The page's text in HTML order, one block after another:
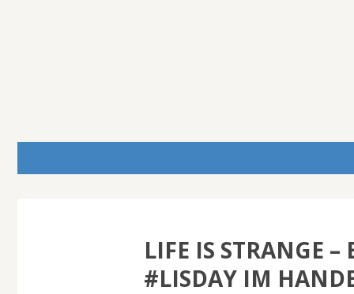
LIFE IS STRANGE
#LISDAY IM